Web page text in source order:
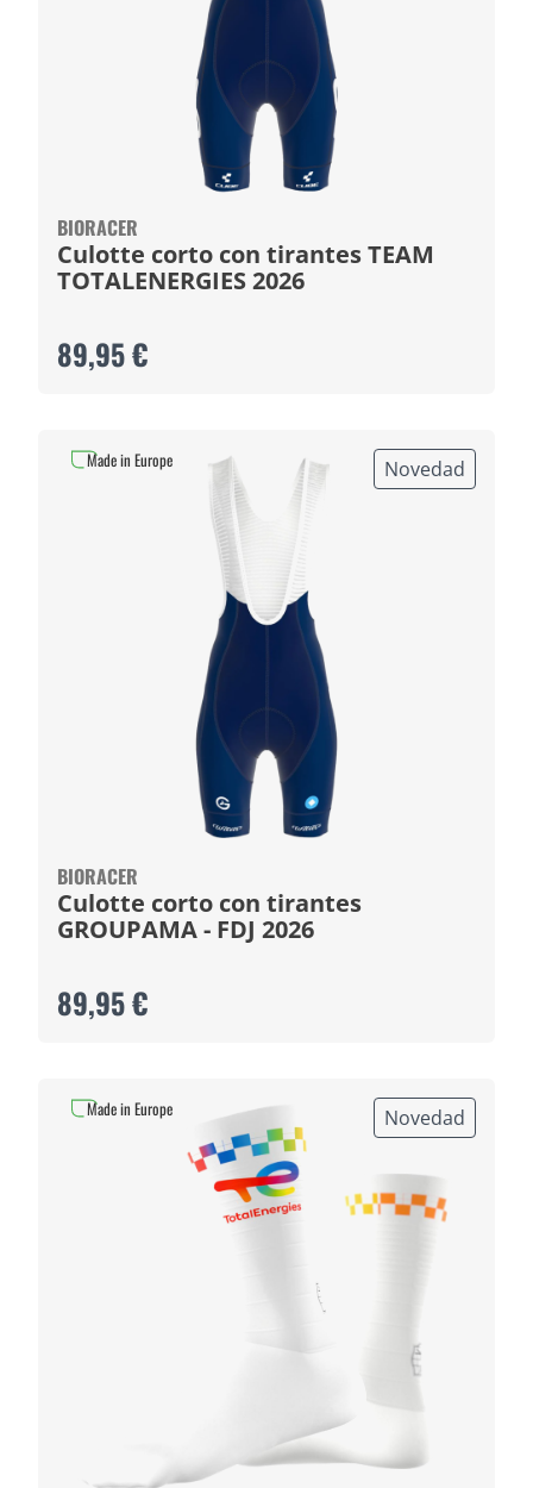
BIORACER
Culotte corto con tirantes TEAM
TOTALENERGIES 2026
89,95 €
Novedad
BIORACER
Culotte corto con tirantes
GROUPAMA - FDJ 2026
89,95 €
Made in Europe
Novedad
Made in Europe